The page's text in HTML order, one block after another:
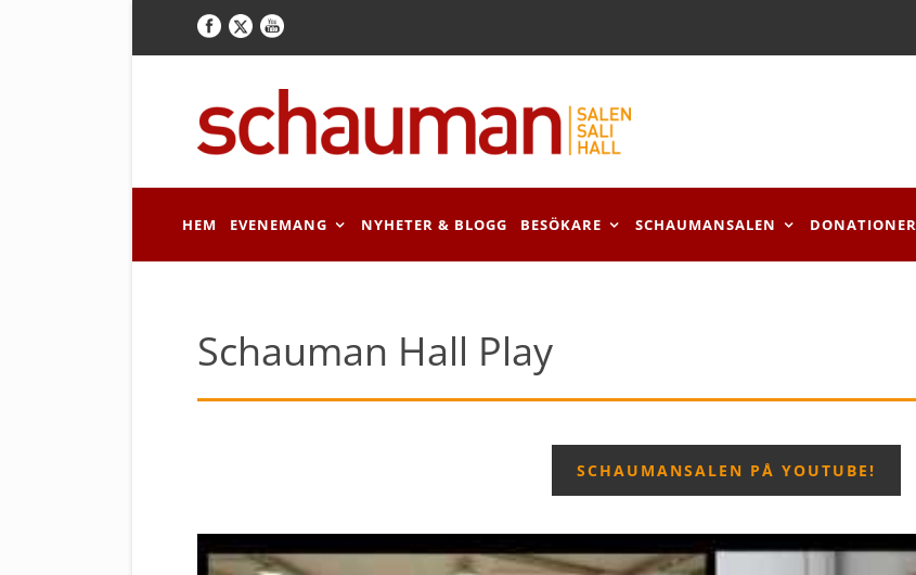
HEM EVENEMANG NYHETER & BLOGG BESÖKARE SCHAUMANSALEN DONATIONER
Schauman Hall Play
SCHAUMANSALEN PÅ YOUTUBE!